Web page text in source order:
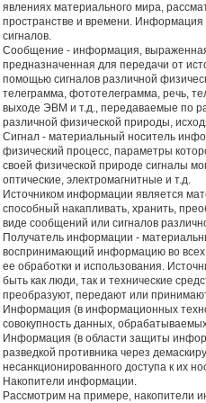
явлениях материального мира,
пространстве и времени.
сигналов.
Сообщение - информация,
предназначенная для передачи от
помощью сигналов различной
телеграмма, фототелеграмма, речь,
выходе ЭВМ и т.д., передаваемые по
различной физической природы,
Сигнал - материальный носитель
физический процесс, параметры
своей физической природе сигналы
оптические, электромагнитные и т.д.
Источником информации является
способный накапливать, хранить,
виде сообщений или сигналов
Получатель информации -
воспринимающий информацию во
ее обработки и использования.
быть как люди, так и технические
преобразуют, передают или
Информация (в информационных
совокупность данных,
Информация (в области защиты
разведкой противника через
несанкционированного доступа к их
Накопители информации.
Рассмотрим на примере, накопители